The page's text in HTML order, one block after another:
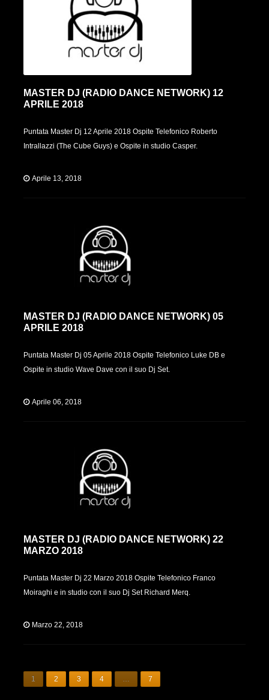
MASTER DJ (RADIO DANCE NETWORK) 12
APRILE 2018
Puntata Master Dj 12 Aprile 2018 Ospite Telefonico Roberto
Intrallazzi (The Cube Guys) e Ospite in studio Casper.
Aprile 13, 2018
MASTER DJ (RADIO DANCE NETWORK) 05
APRILE 2018
Puntata Master Dj 05 Aprile 2018 Ospite Telefonico Luke DB e
Ospite in studio Wave Dave con il suo Dj Set.
Aprile 06, 2018
MASTER DJ (RADIO DANCE NETWORK) 22
MARZO 2018
Puntata Master Dj 22 Marzo 2018 Ospite Telefonico Franco
Moiraghi e in studio con il suo Dj Set Richard Merq.
Marzo 22, 2018
1 2 3 4 … 7